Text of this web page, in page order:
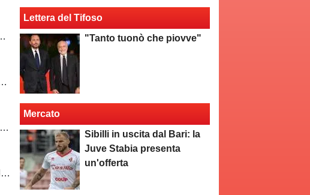
Lettera del Tifoso
"Tanto tuonò che piovve"
Mercato
Sibilli in uscita dal Bari: la
Juve Stabia presenta
un'offerta